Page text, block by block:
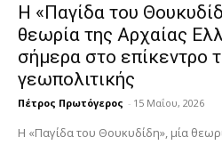
Η «Παγίδα του
θεωρία της Αρχαίας
σήμερα στο επίκεντρο
γεωπολιτικής
Πέτρος Πρωτόγερος - 15 Μαΐου, 2026
Η «Παγίδα του Θουκυδίδη», μία